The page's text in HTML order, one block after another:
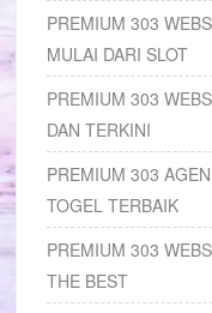
PREMIUM 303
MULAI DARI SLOT
PREMIUM 303
DAN TERKINI
PREMIUM 303
TOGEL TERBAIK
PREMIUM 303
THE BEST